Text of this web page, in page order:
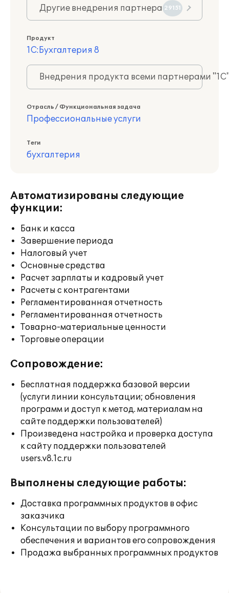
Другие внедрения партнера 29151
Продукт
1С:Бухгалтерия 8
Внедрения продукта всеми партнерами
Отрасль / Функциональная задача
Профессиональные услуги
Теги
бухгалтерия
Автоматизированы следующие
функции:
Банк и касса
Завершение периода
Налоговый учет
Основные средства
Расчет зарплаты и кадровый учет
Расчеты с контрагентами
Регламентированная отчетность
Регламентированная отчетность
Товарно-материальные ценности
Торговые операции
Сопровождение:
Бесплатная поддержка базовой версии
(услуги линии консультации; обновления
программ и доступ к метод. материалам на
сайте поддержки пользователей)
Произведена настройка и проверка доступа
к сайту поддержки пользователей
users.v8.1c.ru
Выполнены следующие работы:
Доставка программных продуктов в офис
заказчика
Консультации по выбору программного
обеспечения и вариантов его сопровождения
Продажа выбранных программных продуктов